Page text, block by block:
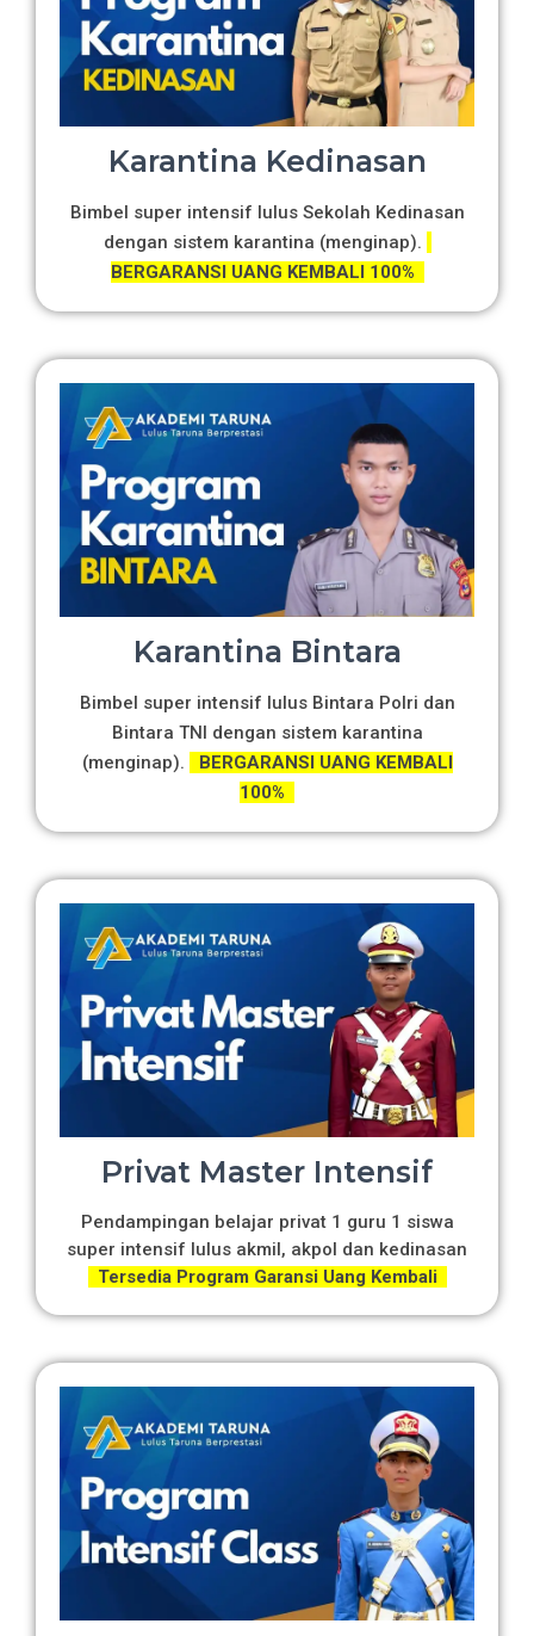
Karantina Kedinasan
Bimbel super intensif lulus Sekolah Kedinasan
dengan sistem karantina (menginap).
BERGARANSI UANG KEMBALI 100%
Karantina Bintara
Bimbel super intensif lulus Bintara Polri dan
Bintara TNI dengan sistem karantina
(menginap).
BERGARANSI UANG KEMBALI
100%
Privat Master Intensif
Pendampingan belajar privat 1 guru 1 siswa
super intensif lulus akmil, akpol dan kedinasan
Tersedia Program Garansi Uang Kembali